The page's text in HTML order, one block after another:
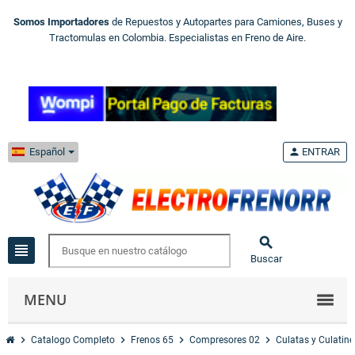
Somos Importadores de Repuestos y Autopartes para Camiones, Buses y
Tractomulas en Colombia. Especialistas en Freno de Aire.
Español
view_headline 
Buscar
person ENTRAR
MENU
chevron_right Catalogo Completo chevron_right Frenos 65 chevron_right Compresores 02 chevron_right Culatas y